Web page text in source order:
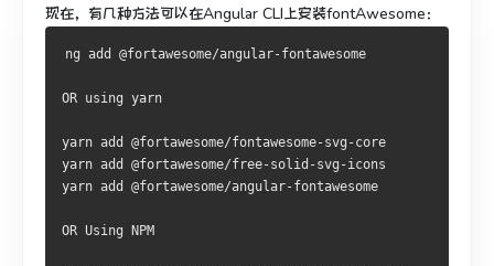
现在，有几种方法可以在Angular CLI上安装fontAwesome：
ng add @fortawesome/angular-fontawesome
OR using yarn
yarn add @fortawesome/fontawesome-svg-core
yarn add @fortawesome/free-solid-svg-icons
yarn add @fortawesome/angular-fontawesome
OR Using NPM